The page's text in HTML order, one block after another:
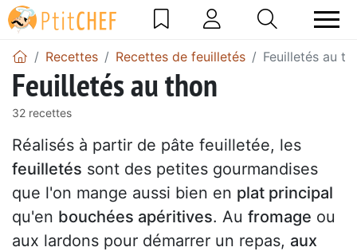
Recettes Recettes de feuilletés Feuilletés au
Feuilletés au thon
32 recettes
Réalisés à partir de pâte feuilletée, les
feuilletés sont des petites gourmandises
que l'on mange aussi bien en plat principal
qu'en bouchées apéritives. Au fromage ou
aux lardons pour démarrer un repas, aux